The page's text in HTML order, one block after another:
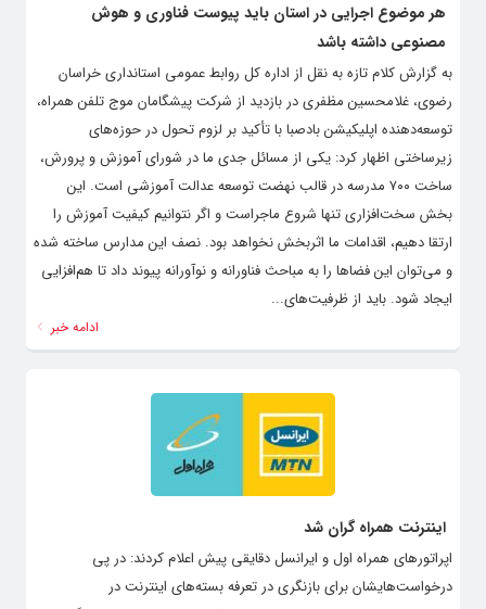
هر موضوع اجرایی در استان باید پیوست فناوری و هوش
مصنوعی داشته باشد
به گزارش کلام تازه به نقل از اداره کل روابط عمومی استانداری خراسان
رضوی، غلامحسین مظفری در بازدید از شرکت پیشگامان موج تلفن همراه،
توسعه‌دهنده اپلیکیشن بادصبا با تأکید بر لزوم تحول در حوزه‌های
زیرساختی اظهار کرد: یکی از مسائل جدی ما در شورای آموزش و پرورش،
ساخت ٧۰۰ مدرسه در قالب نهضت توسعه عدالت آموزشی است. این
بخش سخت‌افزاری تنها شروع ماجراست و اگر نتوانیم کیفیت آموزش را
ارتقا دهیم، اقدامات ما اثربخش نخواهد بود. نصف این مدارس ساخته شده
و می‌توان این فضاها را به مباحث فناورانه و نوآورانه پیوند داد تا هم‌افزایی
ایجاد شود. باید از ظرفیت‌های...
ادامه خبر
اینترنت همراه گران شد
اپراتورهای همراه اول و ایرانسل دقایقی پیش اعلام کردند: در پی
درخواست‌هایشان برای بازنگری در تعرفه بسته‌های اینترنت در